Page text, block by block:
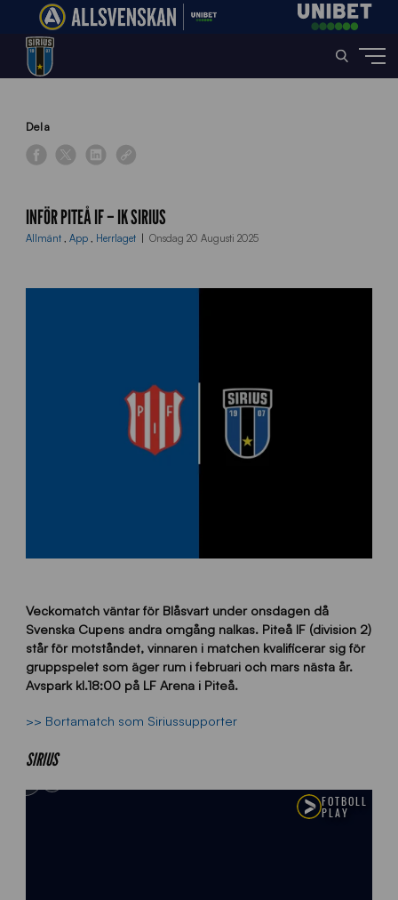
Home»
Dela
INFÖR PITEÅ IF – IK SIRIUS
Allmänt , App , Herrlaget Onsdag 20 Augusti 2025
Veckomatch väntar för Blåsvart under onsdagen då
Svenska Cupens andra omgång nalkas. Piteå IF (division 2)
står för motståndet, vinnaren i matchen kvalificerar sig för
gruppspelet som äger rum i februari och mars nästa år.
Avspark kl.18:00 på LF Arena i Piteå.
>> Bortamatch som Siriussupporter
SIRIUS